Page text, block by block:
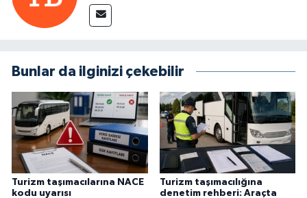
Bunlar da ilginizi çekebilir
Turizm taşımacılarına NACE
kodu uyarısı
Turizm taşımacılığına
denetim rehberi: Araçta